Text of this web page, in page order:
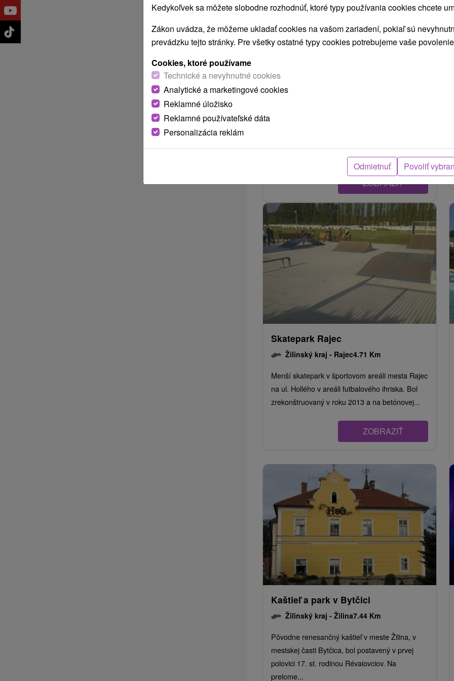
Hrad Lietava
Žilinský kraj -
ZOBRAZIŤ
Skatepark Rajec
Žilinský kraj - Rajec4.71 Km
Menší skatepark v športovom areáli mesta Rajec
na ul. Hollého v areáli futbalového ihriska. Bol
zrekonštruovaný v roku 2013 a na betónovej...
ZOBRAZIŤ
Kaštieľ a park v Bytčici
Žilinský kraj - Žilina7.44 Km
Pôvodne renesančný kaštieľ v meste Žilina, v
mestskej časti Bytčica, bol postavený v prvej
polovici 17. st. rodinou Révaiovciov. Na
prelome...
Kedykoľvek sa môžete slobodne rozhodnúť, ktoré typy používania cookies chcete
Zákon uvádza, že môžeme ukladať cookies na vašom zariadení, pokiaľ sú
prevádzku tejto stránky. Pre všetky ostatné typy cookies potrebujeme vaše
Cookies, ktoré používame
Technické a nevyhnutné cookies
Analytické a marketingové cookies
Reklamné úložisko
Reklamné používateľské dáta
Personalizácia reklám
Odmietnuť Povoliť